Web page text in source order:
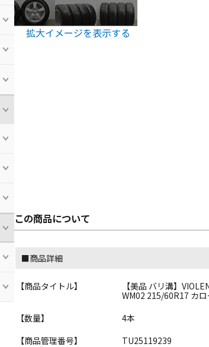
拡大イメージを表示する
この商品について
■商品詳細
【商品タイトル】
【美品 バリ溝】
WM02 215/60R17 カ
【数量】
4本
【商品管理番号】
TU25119239